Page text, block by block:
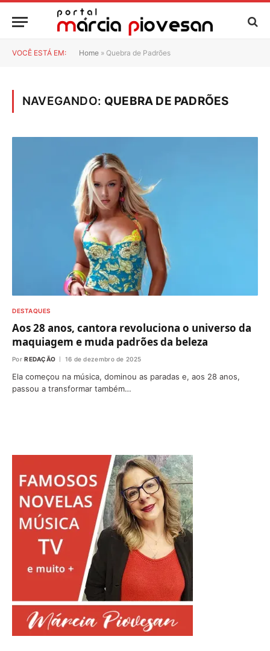
VOCÊ ESTÁ EM: Home » Quebra de Padrões
NAVEGANDO: QUEBRA DE PADRÕES
DESTAQUES
Aos 28 anos, cantora revoluciona o universo da
maquiagem e muda padrões da beleza
Por REDAÇÃO 16 de dezembro de 2025
Ela começou na música, dominou as paradas e, aos 28 anos,
passou a transformar também…